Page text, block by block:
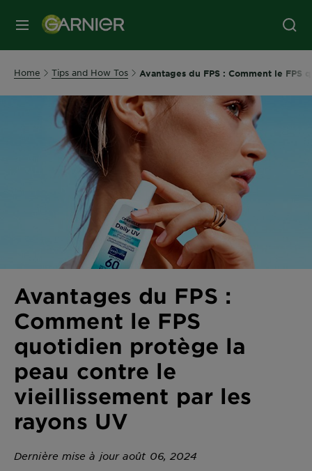
MENU
Home Tips and How Tos Avantages du FPS : Comment le
Avantages du FPS :
Comment le FPS
quotidien protège la
peau contre le
vieillissement par les
rayons UV
Dernière mise à jour août 06, 2024